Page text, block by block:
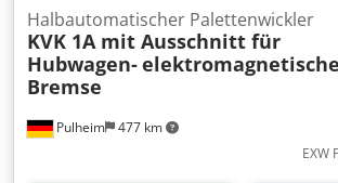
Pulheim 477 km
Halbautomatischer Palettenwickler
KVK 1A mit Ausschnitt für
Hubwagen-
Bremse
EXW